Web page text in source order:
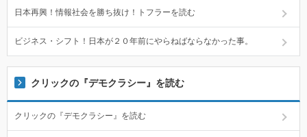
日本再興！情報社会を勝ち抜け！トフラーを読む
ビジネス・シフト！日本が２０年前にやらねばならなかった事。
クリックの『デモクラシー』を読む
クリックの『デモクラシー』を読む